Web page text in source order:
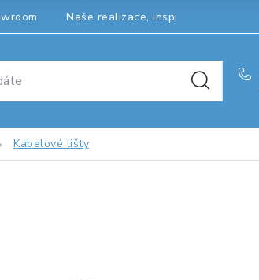
Naše realizace, inspirace a návody
Kabelové lišty